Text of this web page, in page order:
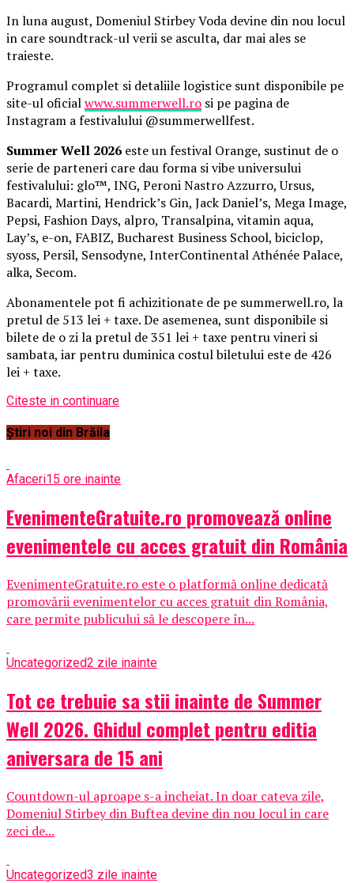
In luna august, Domeniul Stirbey Voda devine din nou locul
in care soundtrack-ul verii se asculta, dar mai ales se
traieste.
Programul complet si detaliile logistice sunt disponibile pe
site-ul oficialwww.summerwell.ro si pe pagina de
Instagram a festivalului @summerwellfest.
Summer Well 2026 este un festival Orange, sustinut de o
serie de parteneri care dau forma si vibe universului
festivalului: glo™, ING, Peroni Nastro Azzurro, Ursus,
Bacardi, Martini, Hendrick’s Gin, Jack Daniel’s, Mega Image,
Pepsi, Fashion Days, alpro, Transalpina, vitamin aqua,
Lay’s, e-on, FABIZ, Bucharest Business School, biciclop,
syoss, Persil, Sensodyne, InterContinental Athénée Palace,
alka, Secom.
Abonamentele pot fi achizitionate de pe summerwell.ro, la
pretul de 513 lei + taxe. De asemenea, sunt disponibile si
bilete de o zi la pretul de 351 lei + taxe pentru vineri si
sambata, iar pentru duminica costul biletului este de 426
lei + taxe.
Citeste in continuare
Știri noi din Brăila
Afaceri15 ore inainte
EvenimenteGratuite.ro promovează online
evenimentele cu acces gratuit din România
EvenimenteGratuite.ro este o platformă online dedicată
promovării evenimentelor cu acces gratuit din România,
care permite publicului să le descopere în...
Uncategorized2 zile inainte
Tot ce trebuie sa stii inainte de Summer
Well 2026. Ghidul complet pentru editia
aniversara de 15 ani
Countdown-ul aproape s-a incheiat. In doar cateva zile,
Domeniul Stirbey din Buftea devine din nou locul in care
zeci de...
Uncategorized3 zile inainte